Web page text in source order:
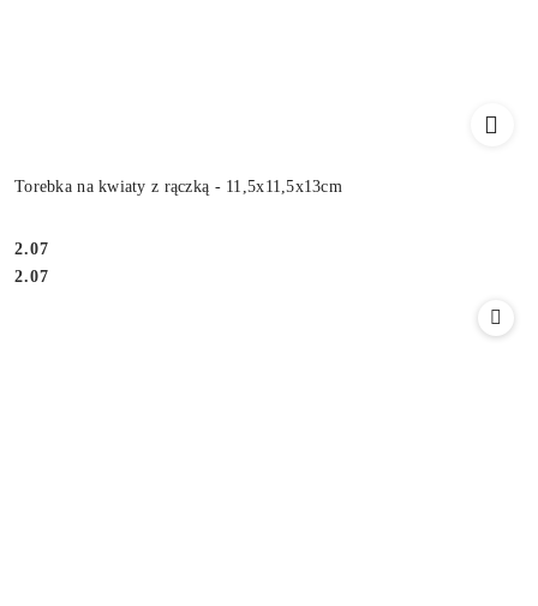
Torebka na kwiaty z rączką - 11,5x11,5x13cm
Cena:
2.07
Cena:
2.07